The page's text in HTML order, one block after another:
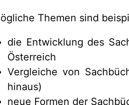
Themen sind
die Entwicklung des
Österreich
Vergleiche von
hinaus)
neue Formen der